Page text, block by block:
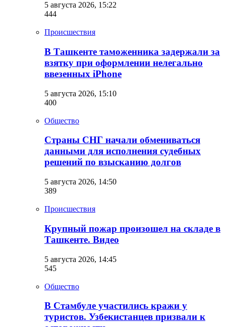
5 августа 2026, 15:22
444
Происшествия
В Ташкенте таможенника задержали за
взятку при оформлении нелегально
ввезенных iPhone
5 августа 2026, 15:10
400
Общество
Страны СНГ начали обмениваться
данными для исполнения судебных
решений по взысканию долгов
5 августа 2026, 14:50
389
Происшествия
Крупный пожар произошел на складе в
Ташкенте. Видео
5 августа 2026, 14:45
545
Общество
В Стамбуле участились кражи у
туристов. Узбекистанцев призвали к